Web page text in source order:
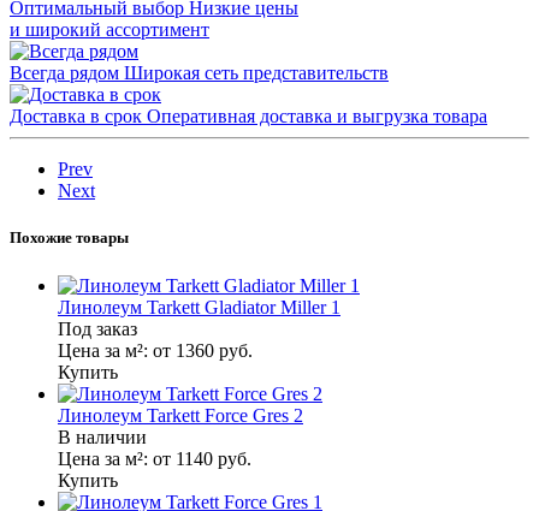
Оптимальный выбор Низкие цены
и широкий ассортимент
Всегда рядом Широкая сеть представительств
Доставка в срок Оперативная доставка и выгрузка товара
Prev
Next
Похожие товары
Линолеум Tarkett Gladiator Miller 1
Под заказ
Цена за м²: от 1360 руб.
Купить
Линолеум Tarkett Force Gres 2
В наличии
Цена за м²: от 1140 руб.
Купить